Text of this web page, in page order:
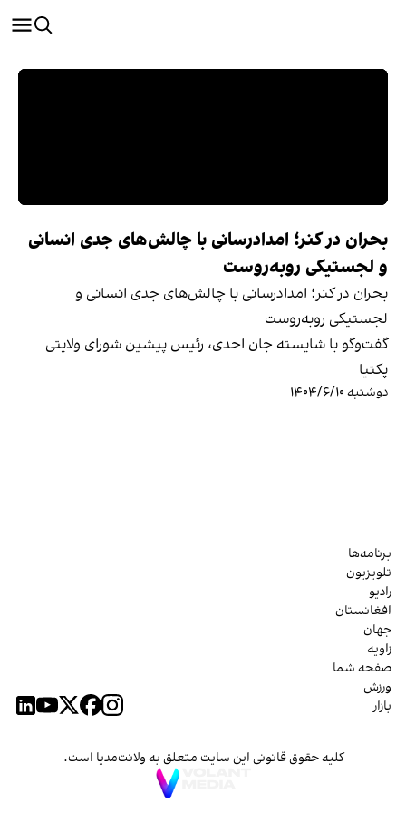
بحران در کنر؛ امدادرسانی با چالش‌های جدی انسانی
و لجستیکی روبه‌روست
بحران در کنر؛ امدادرسانی با چالش‌های جدی انسانی و
لجستیکی روبه‌روست
گفت‌وگو با شایسته جان احدی، رئیس پیشین شورای ولایتی
پکتیا
دوشنبه ۱۴۰۴/۶/۱۰
برنامه‌ها
تلویزیون
رادیو
افغانستان
جهان
زاویه
صفحه شما
ورزش
بازار
کلیه حقوق قانونی این سایت متعلق به ولانت‌مدیا است.